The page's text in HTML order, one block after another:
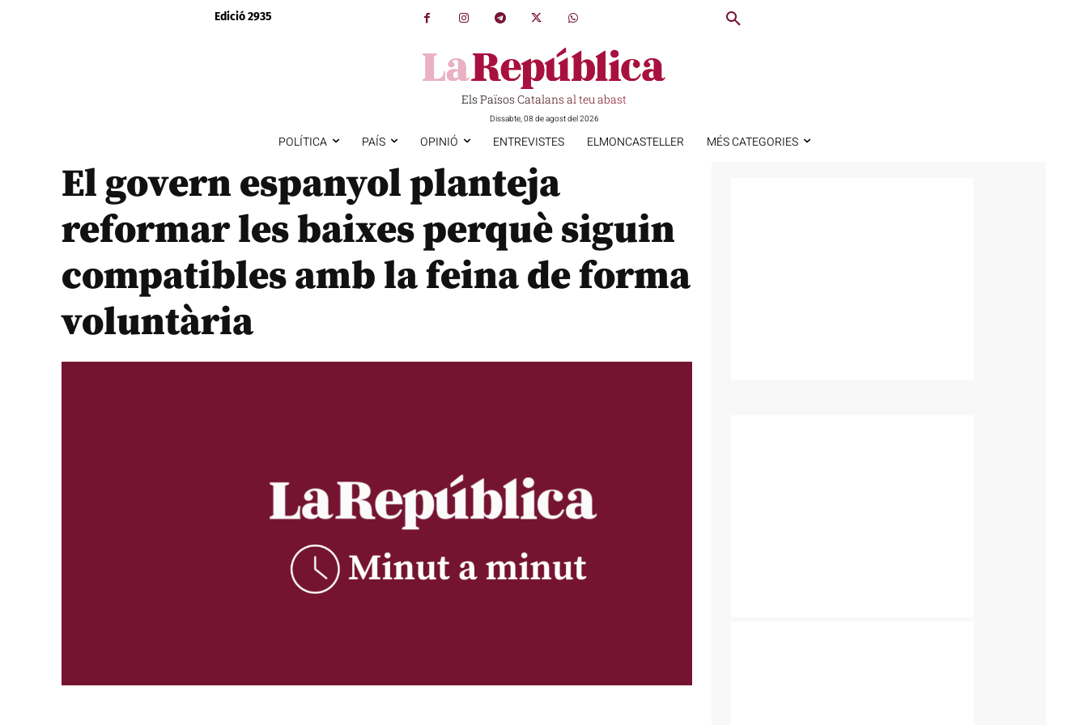
Edició 2935
Els Països Catalans al teu abast
Dissabte, 08 de agost del 2026
POLÍTICA PAÍS OPINIÓ ENTREVISTES ELMONCASTELLER MÉS CATEGORIES
El govern espanyol planteja
reformar les baixes perquè siguin
compatibles amb la feina de forma
voluntària